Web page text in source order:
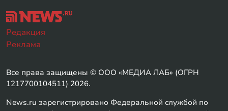
Редакция
Реклама
Все права защищены © ООО «МЕДИА ЛАБ» (ОГРН
1217700104511) 2026.
News.ru зарегистрировано Федеральной службой по